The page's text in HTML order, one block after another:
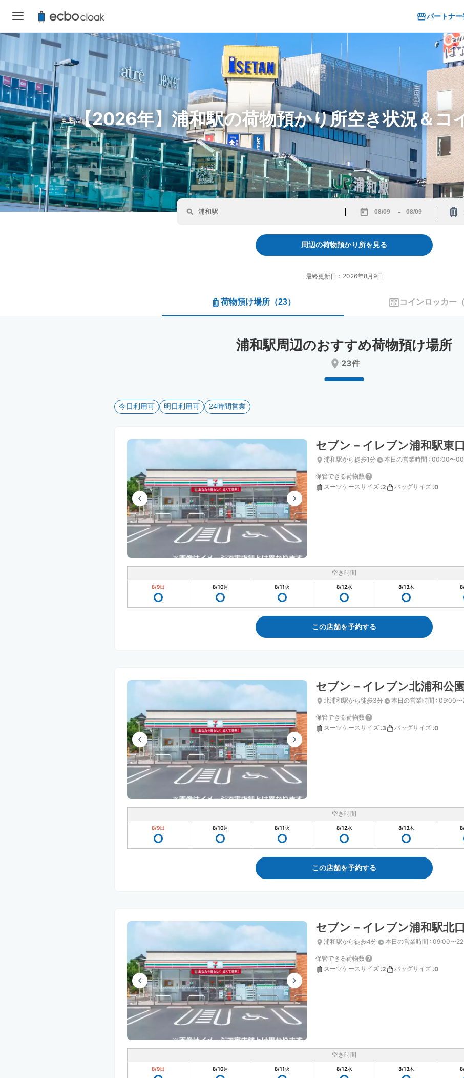
パートナ
【2026年】浦和駅の荷物預かり所空き状況＆コ
forward
to
interact
the
select
Press
the
changing
dates.
-
backward
interact
select
the
for
changing
dates.
周辺の荷物預かり所を見る
最終更新日：2026年8月9日
荷物預け場所 （23） コインロッカー （
浦和駅周辺のおすすめ荷物預け場所
23件
今日利用可 明日利用可 24時間営業
セブン－イレブン浦和駅東口
浦和駅から徒歩1分 本日の営業時間 : 00:00〜
保管できる荷物数
スーツケースサイズ :2 バッグサイズ :0
空き時間
8/9日 8/10月 8/11火 8/12水 8/13木
この店舗を予約する
セブン－イレブン北浦和公
北浦和駅から徒歩3分 本日の営業時間 : 09:00〜
保管できる荷物数
スーツケースサイズ :3 バッグサイズ :0
空き時間
8/9日 8/10月 8/11火 8/12水 8/13木
この店舗を予約する
セブン－イレブン浦和駅北口
浦和駅から徒歩4分 本日の営業時間 : 09:00〜
保管できる荷物数
スーツケースサイズ :2 バッグサイズ :0
空き時間
8/9日 8/10月 8/11火 8/12水 8/13木